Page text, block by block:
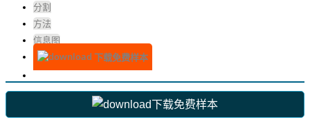
分割
方法
信息图
下载免费样本
下载免费样本